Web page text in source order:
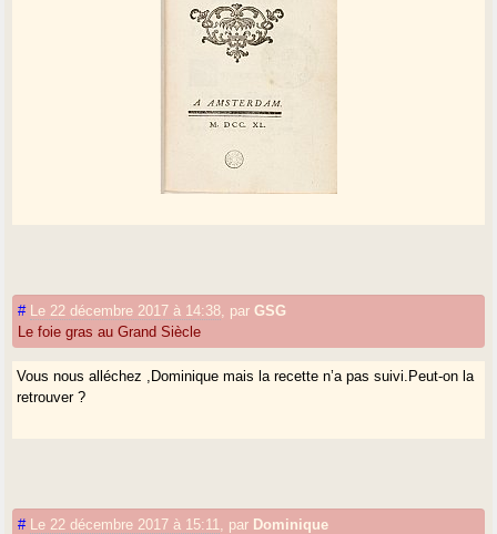
# Le 22 décembre 2017 à 14:38 parGSG
Le foie gras au Grand Siècle
Vous nous alléchez ,Dominique mais la recette n’a pas suivi.Peut-on la
retrouver ?
# Le 22 décembre 2017 à 15:11 par Dominique